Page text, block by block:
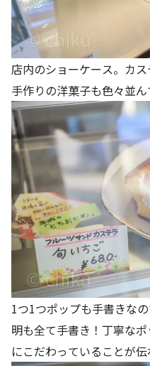
店内のショーケース。カ
手作りの洋菓子も色々並
1つ1つポップも手書きな
明も全て手書き！丁寧な
にこだわっていることが